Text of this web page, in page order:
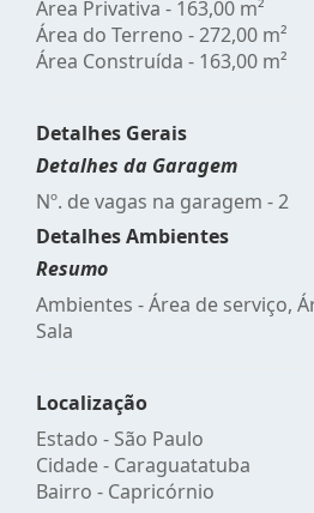
Área Privativa - 163,00 m²
Área do Terreno - 272,00 m²
Área Construída - 163,00 m²
Detalhes Gerais
Detalhes da Garagem
Nº. de vagas na garagem - 2
Detalhes Ambientes
Resumo
Ambientes - Área de serviço,
Sala
Localização
Estado - São Paulo
Cidade - Caraguatatuba
Bairro - Capricórnio